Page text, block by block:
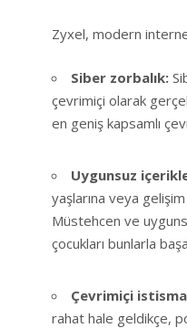
Zyxel, modern
Siber zorbalık:
çevrimiçi olarak
en geniş kapsamlı
Uygunsuz
yaşlarına veya
Müstehcen ve
çocukları bunlarla
Çevrimiçi
rahat hale geldikçe,